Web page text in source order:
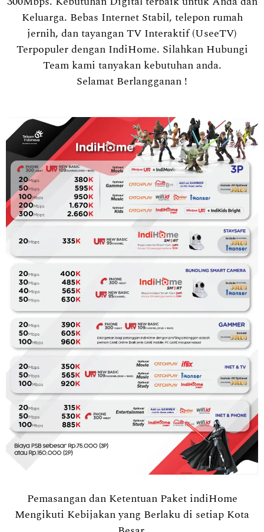
Keluarga. Bebas Internet Stabil, telepon rumah
jernih, dan tayangan TV Interaktif (UseeTV)
Terpopuler dengan IndiHome. Silahkan Hubungi
Team kami tanyakan kebutuhan anda.
Selamat Berlangganan !
Pemasangan dan Ketentuan Paket indiHome
Mengikuti Kebijakan yang Berlaku di setiap Kota